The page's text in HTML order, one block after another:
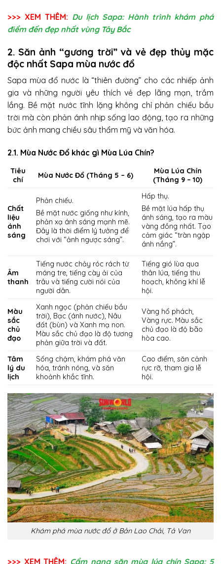
>>> XEM THÊM: Du lịch Sapa: Hành trình khám phá
điểm đến đẹp nhất vùng Tây Bắc
2. Săn ảnh “gương trời” và vẻ đẹp thủy mặc
độc nhất Sapa mùa nước đổ
Sapa mùa đổ nước là “thiên đường” cho các nhiếp ảnh
gia và những người yêu thích vẻ đẹp lãng mạn, trầm
lắng. Bề mặt nước tĩnh lặng không chỉ phản chiếu bầu
trời mà còn phản ánh nhịp sống lao động, tạo ra những
bức ảnh mang chiều sâu thẩm mỹ và văn hóa.
2.1. Mùa Nước Đổ khác gì Mùa Lúa Chín?
Tiêu
chí
Mùa Nước Đổ (Tháng 5 – 6)
Mùa Lúa Chín
(Tháng 9 – 10)
Chất
liệu
ánh
sáng
Phản chiếu.
Bề mặt nước giống như kính,
phản xạ ánh sáng mạnh mẽ.
Đây là thời điểm lý tưởng để
chơi với “ảnh ngược sáng”.
Hấp thụ.
Bề mặt lúa hấp thụ
ánh sáng, tạo ra màu
vàng đồng nhất. Tạo
cảm giác “tràn ngập
ánh nắng”.
Âm
thanh
Tiếng nước chảy róc rách từ
máng tre, tiếng cày ải của
trâu và tiếng cười nói của
người dân.
Tiếng gió lùa qua
thân lúa, tiếng thu
hoạch, không khí lễ
hội.
Màu
sắc
chủ
đạo
Xanh ngọc (phản chiếu bầu
trời), Bạc (ánh nước), Nâu
đất (bùn) và Xanh mạ non.
Màu sắc chủ đạo là độ tương
phản giữa trời và đất.
Vàng hổ phách,
Vàng rực. Màu sắc
chủ đạo là độ bão
hòa cao.
Tâm
lý du
lịch
Sống chậm, khám phá văn
hóa, tránh nóng, và săn
khoảnh khắc tĩnh.
Cao điểm, săn cảnh
rực rỡ, tham gia lễ
hội.
Khám phá mùa nước đổ ở Bản Lao Chải, Tả Van
>>> XEM THÊM: Cẩm nang săn mùa lúa chín Sapa: 5